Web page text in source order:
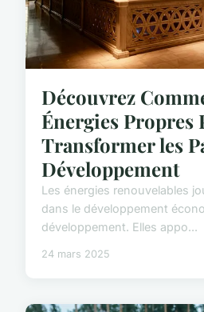
Découvrez
Énergies Propres
Transformer les
Développement
Les énergies renouvelables
dans le développement
développement. Elles appo...
24 mars 2025